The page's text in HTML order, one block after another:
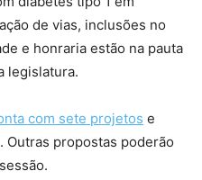
de vias, inclusões no
e honraria estão na pauta
legislatura.
com sete projetos e
propostas poderão